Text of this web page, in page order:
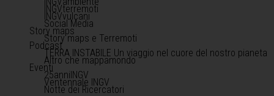
INGVterremoti
INGVvulcani
Social Media
Story maps
Story maps e Terremoti
Podcast
TERRA INSTABILE Un viaggio nel cuore del nostro pianeta
Altro che mappamondo
Eventi
25anniINGV
Ventennale INGV
Notte dei Ricercatori